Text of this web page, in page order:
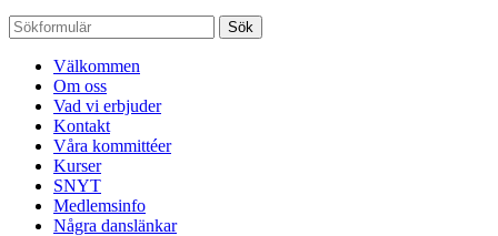
Sök
Välkommen
Om oss
Vad vi erbjuder
Kontakt
Våra kommittéer
Kurser
SNYT
Medlemsinfo
Några danslänkar